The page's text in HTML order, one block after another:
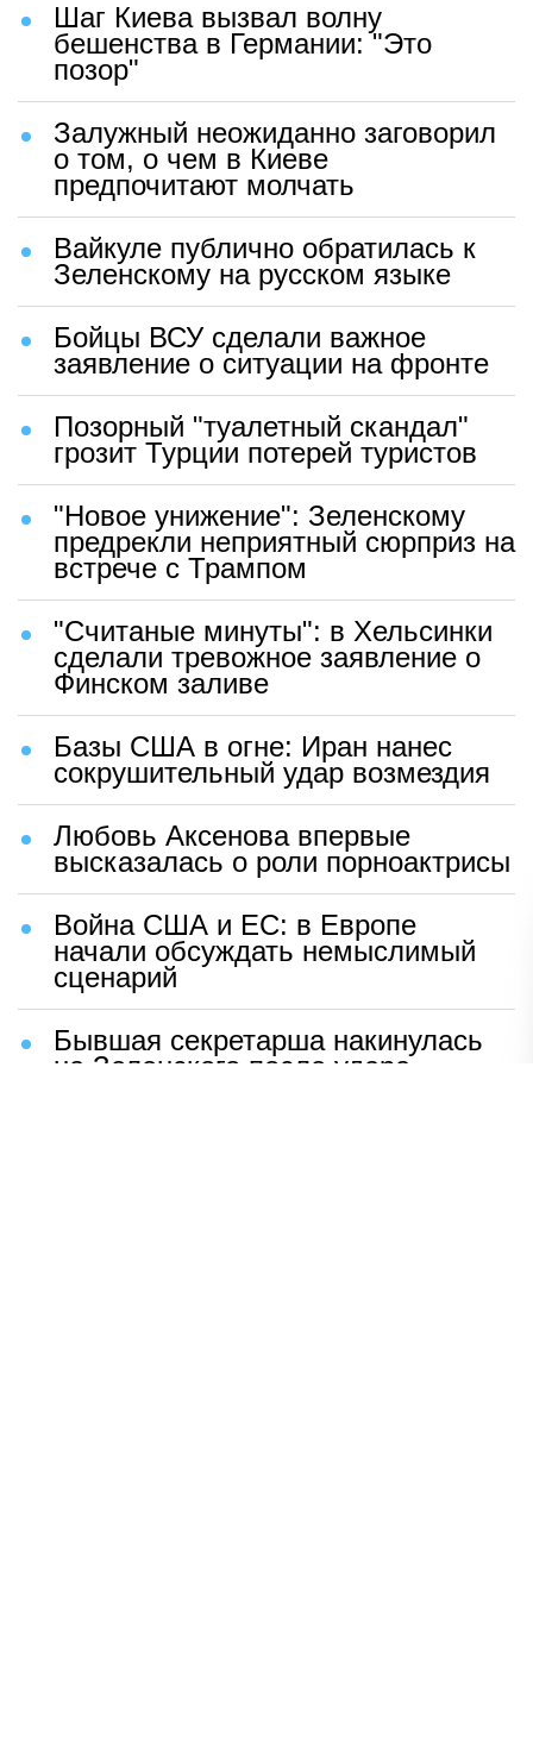
Шаг Киева вызвал волну
бешенства в Германии: "Это
позор"
Залужный неожиданно заговорил
о том, о чем в Киеве
предпочитают молчать
Вайкуле публично обратилась к
Зеленскому на русском языке
Бойцы ВСУ сделали важное
заявление о ситуации на фронте
Позорный "туалетный скандал"
грозит Турции потерей туристов
"Новое унижение": Зеленскому
предрекли неприятный сюрприз на
встрече с Трампом
"Считаные минуты": в Хельсинки
сделали тревожное заявление о
Финском заливе
Базы США в огне: Иран нанес
сокрушительный удар возмездия
Любовь Аксенова впервые
высказалась о роли порноактрисы
Война США и ЕС: в Европе
начали обсуждать немыслимый
сценарий
Бывшая секретарша накинулась
на Зеленского после удара